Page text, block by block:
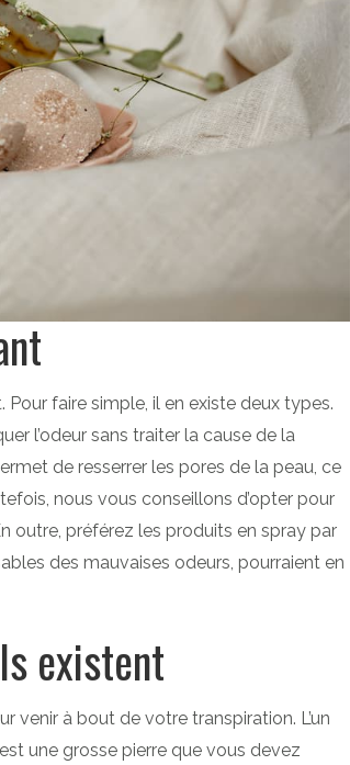
faire simple, il en existe deux types.
l’odeur sans traiter la cause de la
de resserrer les pores de la peau, ce
nous vous conseillons d’opter pour
outre, préférez les produits en spray par
des mauvaises odeurs, pourraient en
existent
à bout de votre transpiration. L’un
une grosse pierre que vous devez